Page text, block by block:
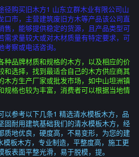
径购买旧木方1 山东立群木业有限公司山
口市，主营建筑废旧方木等产品该公司直
售，能够提供稳定的货源，且产品类型可
需求量较大或对木材质量有特定要求，可
察或电话咨询。
种品牌材质和规格的木方，以及相应的价
和选择，找到最适合自己的木方供应商其
木方生产厂家或批发市场，如中山坦洲镇
规格也较为丰富，消费者可以根据当地情
以参考以下几条1 精选清水模板木方，品
固耐用建筑基础我们的清水模板木方，经
质地优良，硬度高，不易变形，为您的建
板木方，专业制造，平整度高，施工更
表面平整光滑，易于脱模，提。